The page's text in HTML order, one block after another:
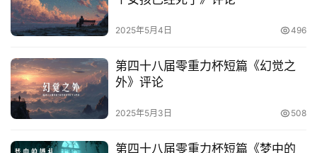
征
文
投
稿
文
章
2025年5月4日 496
第四十八届零重力杯短篇《幻觉之
外》评论
2025年5月3日 508
第四十八届零重力杯短篇《梦中的